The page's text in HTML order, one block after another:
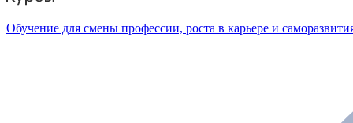
Обучение для смены профессии, роста в карьере и